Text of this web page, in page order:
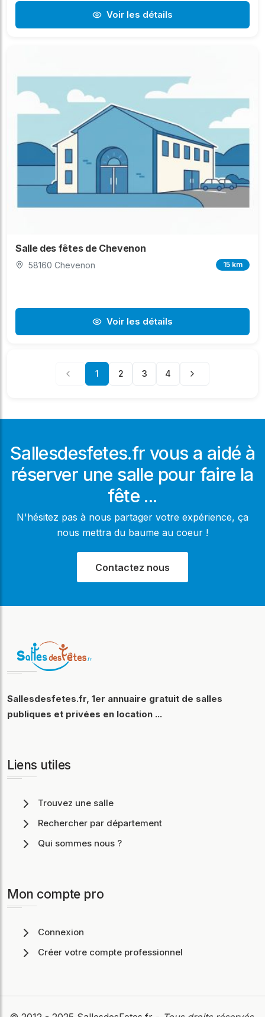
Voir les détails
Salle des fêtes de Chevenon
58160 Chevenon 15 km
Voir les détails
1 2 3 4
Sallesdesfetes.fr vous a aidé à
réserver une salle pour faire la
fête ...
N'hésitez pas à nous partager votre expérience, ça
nous mettra du baume au coeur !
Contactez nous
Sallesdesfetes.fr, 1er annuaire gratuit de salles
publiques et privées en location ...
Liens utiles
Trouvez une salle
Rechercher par département
Qui sommes nous ?
Mon compte pro
Connexion
Créer votre compte professionnel